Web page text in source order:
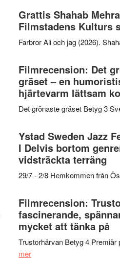
Grattis Shahab
Filmstadens Kulturs
Farbror Ali och jag (2026).
Filmrecension: Det
gräset – en
hjärtevarm lättsam
Det grönaste gräset Betyg 3
Ystad Sweden Jazz
I Delvis bortom
vidsträckta terräng
29/7 - 2/8 Hemkommen från
Filmrecension:
fascinerande,
mycket att tänka på
Trustorhärvan Betyg 4
merom